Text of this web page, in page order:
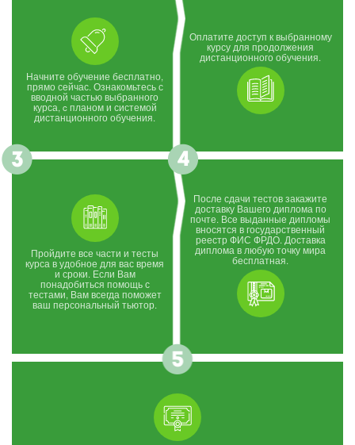
Начните обучение бесплатно,
прямо сейчас. Ознакомьтесь с
вводной частью выбранного
курса, c планом и системой
дистанционного обучения.
Оплатите доступ к выбранному
курсу для продолжения
дистанционного обучения.
Пройдите все части и тесты
курса в удобное для вас время
и сроки. Если Вам
понадобиться помощь с
тестами, Вам всегда поможет
ваш персональный тьютор.
После сдачи тестов закажите
доставку Вашего диплома по
почте. Все выданные дипломы
вносятся в государственный
реестр ФИС ФРДО. Доставка
диплома в любую точку мира
бесплатная.